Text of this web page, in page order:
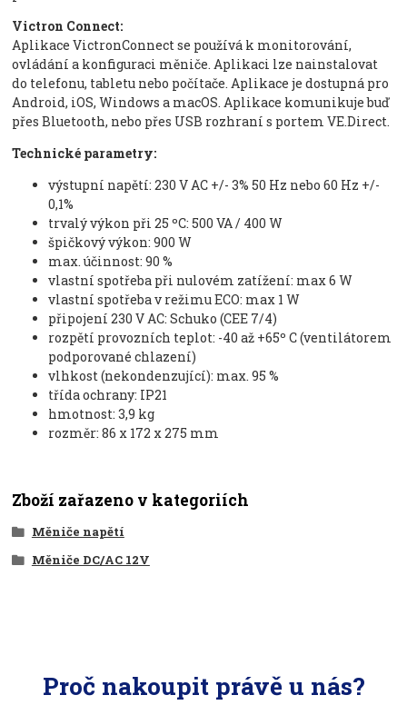
Victron Connect:
Aplikace VictronConnect se používá k monitorování,
ovládání a konfiguraci měniče. Aplikaci lze nainstalovat
do telefonu, tabletu nebo počítače. Aplikace je dostupná pro
Android, iOS, Windows a macOS. Aplikace komunikuje buď
přes Bluetooth, nebo přes USB rozhraní s portem VE.Direct.
Technické parametry:
výstupní napětí: 230 V AC +/- 3% 50 Hz nebo 60 Hz +/-
0,1%
trvalý výkon při 25 ºC: 500 VA / 400 W
špičkový výkon: 900 W
max. účinnost: 90 %
vlastní spotřeba při nulovém zatížení: max 6 W
vlastní spotřeba v režimu ECO: max 1 W
připojení 230 V AC: Schuko (CEE 7/4)
rozpětí provozních teplot: -40 až +65º C (ventilátorem
podporované chlazení)
vlhkost (nekondenzující): max. 95 %
třída ochrany: IP21
hmotnost: 3,9 kg
rozměr: 86 x 172 x 275 mm
Zboží zařazeno v kategoriích
Měniče napětí
Měniče DC/AC 12V
Proč nakoupit právě u nás?